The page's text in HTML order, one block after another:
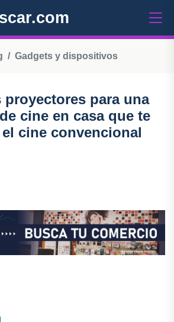
Gadgets y dispositivos
proyectores para una
cine en casa que te
cine convencional